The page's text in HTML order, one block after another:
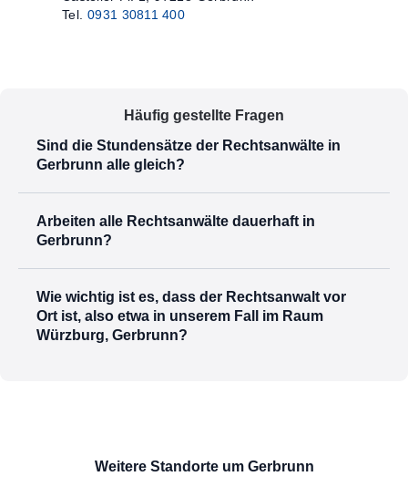
Tel. 0931 30811 400
Häufig gestellte Fragen
Sind die Stundensätze der Rechtsanwälte in
Gerbrunn alle gleich?
Arbeiten alle Rechtsanwälte dauerhaft in
Gerbrunn?
Wie wichtig ist es, dass der Rechtsanwalt vor
Ort ist, also etwa in unserem Fall im Raum
Würzburg, Gerbrunn?
Weitere Standorte um Gerbrunn